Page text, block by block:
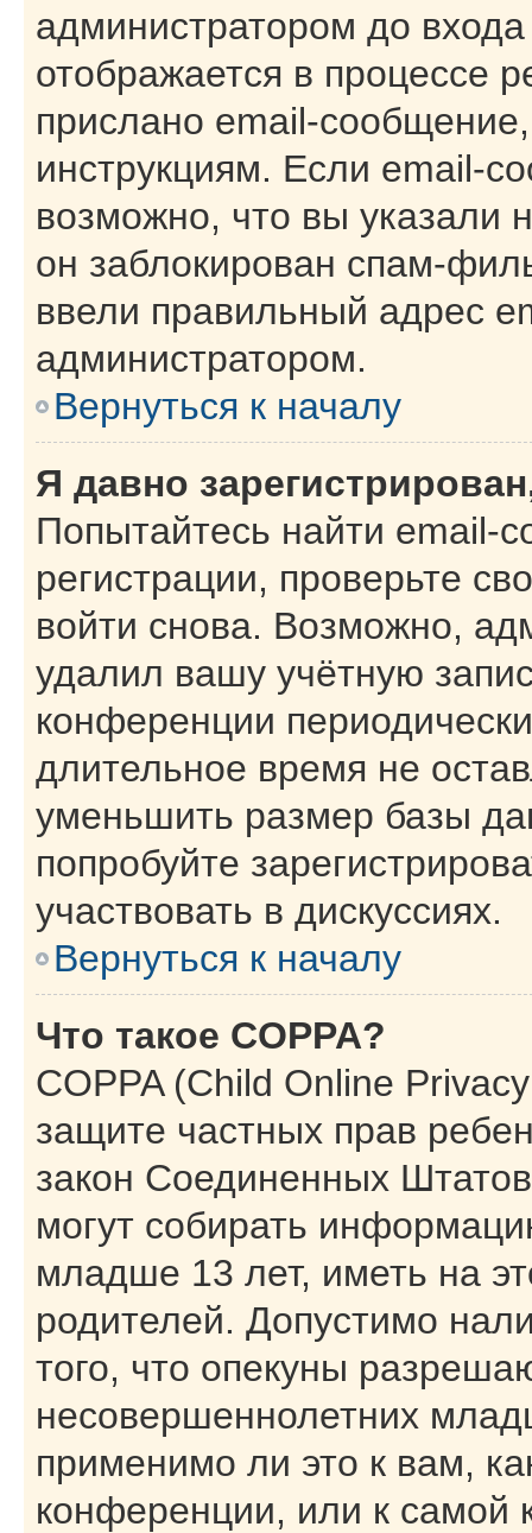
администратором до
отображается в процессе
прислано email-
инструкциям. Если email-
возможно, что вы указали
он заблокирован спам-
ввели правильный адрес
администратором.
Вернуться к началу
Я давно
Попытайтесь найти email-
регистрации, проверьте
войти снова. Возможно,
удалил вашу учётную
конференции
длительное время не
уменьшить размер базы
попробуйте
участвовать в дискуссиях.
Вернуться к началу
Что такое COPPA?
COPPA (Child Online
защите частных прав
закон Соединенных
могут собирать
младше 13 лет, иметь на
родителей. Допустимо
того, что опекуны
несовершеннолетних
применимо ли это к вам,
конференции, или к самой